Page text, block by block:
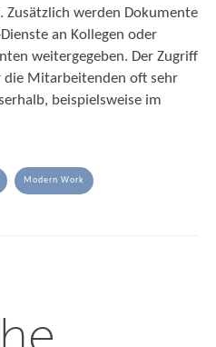
Zusätzlich werden Dokumente
an Kollegen oder
weitergegeben. Der Zugriff
die Mitarbeitenden oft sehr
beispielsweise im
Modern Work